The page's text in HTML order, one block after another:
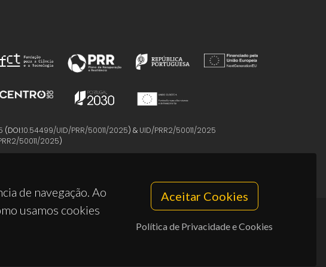
de navegação. Ao
usamos cookies
Aceitar Cookies
Política de Privacidade e Cookies
(DOI:10.54499/UID/PRR/50011/2025) & UID/PRR2/50011/2025
50011/2025)